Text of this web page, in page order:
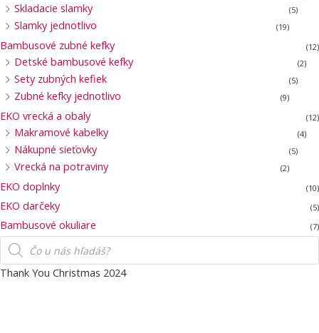
Skladacie slamky (5)
Slamky jednotlivo (19)
Bambusové zubné kefky (12)
Detské bambusové kefky (2)
Sety zubných kefiek (5)
Zubné kefky jednotlivo (9)
EKO vrecká a obaly (12)
Makramové kabelky (4)
Nákupné sieťovky (5)
Vrecká na potraviny (2)
EKO doplnky (10)
EKO darčeky (5)
Bambusové okuliare (7)
Products
search
Thank You Christmas 2024